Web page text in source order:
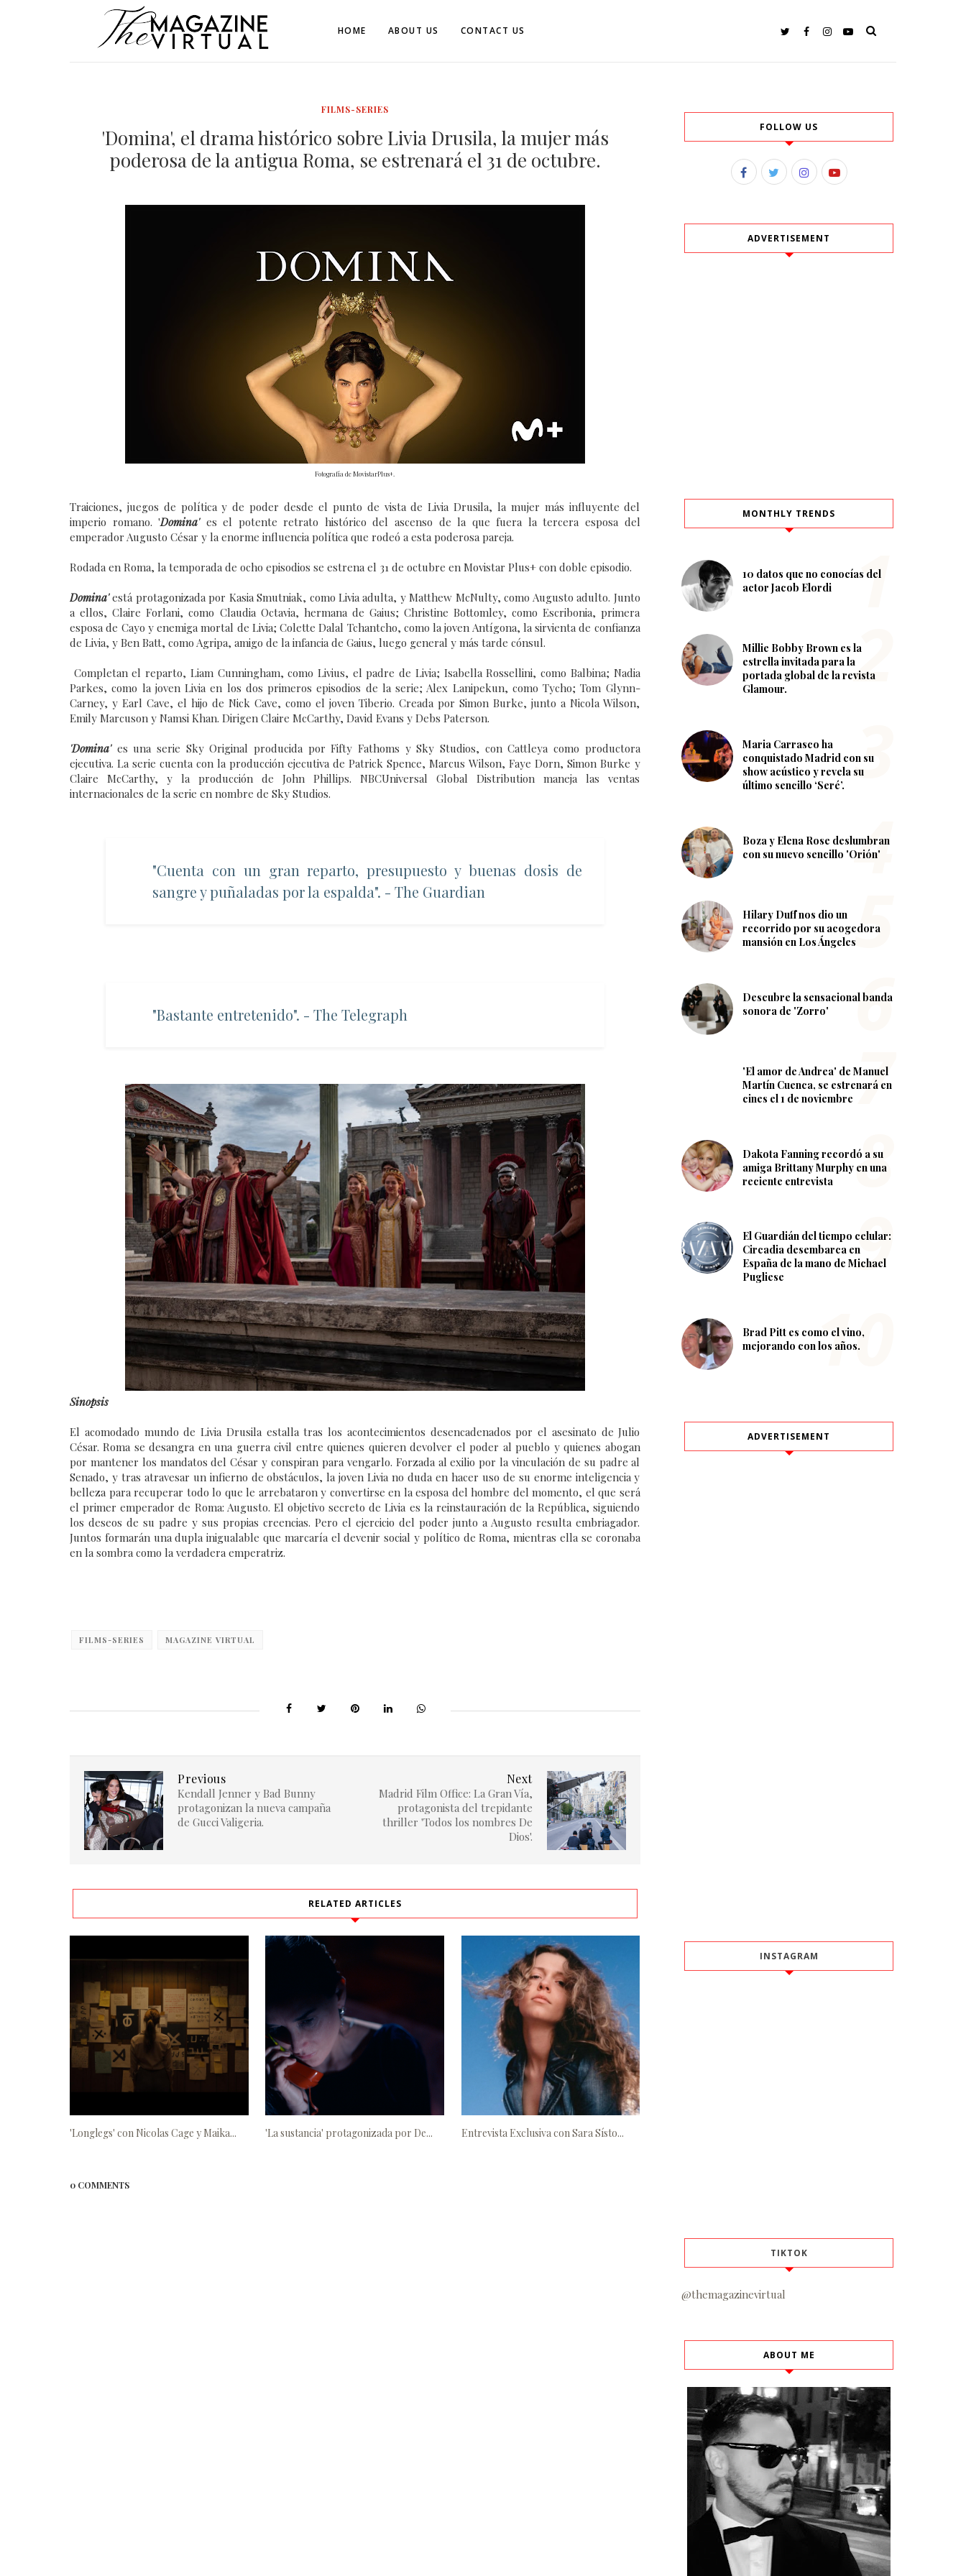
HOME ABOUT US CONTACT US
FILMS-SERIES
'Domina', el drama histórico sobre Livia Drusila, la mujer más
poderosa de la antigua Roma, se estrenará el 31 de octubre.
Fotografía de MovistarPlus+.
Traiciones, juegos de política y de poder desde el punto de vista de Livia Drusila, la mujer más influyente del
imperio romano. 'Domina'es el potente retrato histórico del ascenso de la que fuera la tercera esposa del
emperador Augusto César y la enorme influencia política que rodeó a esta poderosa pareja.
Rodada en Roma, la temporada de ocho episodios se estrena el 31 de octubre en Movistar Plus+ con doble episodio.
Domina'está protagonizada por Kasia Smutniak, como Livia adulta, y Matthew McNulty, como Augusto adulto. Junto
a ellos, Claire Forlani, como Claudia Octavia, hermana de Gaius; Christine Bottomley, como Escribonia, primera
esposa de Cayo y enemiga mortal de Livia; Colette Dalal Tchantcho, como la joven Antígona, la sirvienta de confianza
de Livia, y Ben Batt, como Agripa, amigo de la infancia de Gaius, luego general y más tarde cónsul.
Completan el reparto, Liam Cunningham, como Livius, el padre de Livia; Isabella Rossellini, como Balbina; Nadia
Parkes, como la joven Livia en los dos primeros episodios de la serie; Alex Lanipekun, como Tycho; Tom Glynn-
Carney, y Earl Cave, el hijo de Nick Cave, como el joven Tiberio. Creada por Simon Burke, junto a Nicola Wilson,
Emily Marcuson y Namsi Khan. Dirigen Claire McCarthy, David Evans y Debs Paterson.
'Domina'es una serie Sky Original producida por Fifty Fathoms y Sky Studios, con Cattleya como productora
ejecutiva. La serie cuenta con la producción ejecutiva de Patrick Spence, Marcus Wilson, Faye Dorn, Simon Burke y
Claire McCarthy, y la producción de John Phillips. NBCUniversal Global Distribution maneja las ventas
internacionales de la serie en nombre de Sky Studios.
"Cuenta con un gran reparto, presupuesto y buenas dosis de
sangre y puñaladas por la espalda". - The Guardian
"Bastante entretenido". - The Telegraph
Sinopsis
El acomodado mundo de Livia Drusila estalla tras los acontecimientos desencadenados por el asesinato de Julio
César. Roma se desangra en una guerra civil entre quienes quieren devolver el poder al pueblo y quienes abogan
por mantener los mandatos del César y conspiran para vengarlo. Forzada al exilio por la vinculación de su padre al
Senado, y tras atravesar un infierno de obstáculos, la joven Livia no duda en hacer uso de su enorme inteligencia y
belleza para recuperar todo lo que le arrebataron y convertirse en la esposa del hombre del momento, el que será
el primer emperador de Roma: Augusto. El objetivo secreto de Livia es la reinstauración de la República, siguiendo
los deseos de su padre y sus propias creencias. Pero el ejercicio del poder junto a Augusto resulta embriagador.
Juntos formarán una dupla inigualable que marcaría el devenir social y político de Roma, mientras ella se coronaba
en la sombra como la verdadera emperatriz.
FILMS-SERIES MAGAZINE VIRTUAL
Next
Madrid Film Office: La Gran Vía,
protagonista del trepidante
thriller 'Todos los nombres De
Dios'.
Previous
Kendall Jenner y Bad Bunny
protagonizan la nueva campaña
de Gucci Valigeria.
RELATED ARTICLES
'Longlegs' con Nicolas Cage y Maika... 'La sustancia' protagonizada por De... Entrevista Exclusiva con Sara Sísto...
0 COMMENTS
FOLLOW US
ADVERTISEMENT
MONTHLY TRENDS
10 datos que no conocías del
actor Jacob Elordi
Millie Bobby Brown es la
estrella invitada para la
portada global de la revista
Glamour.
Maria Carrasco ha
conquistado Madrid con su
show acústico y revela su
último sencillo ‘Seré’.
Boza y Elena Rose deslumbran
con su nuevo sencillo 'Orión'
Hilary Duff nos dio un
recorrido por su acogedora
mansión en Los Ángeles
Descubre la sensacional banda
sonora de 'Zorro'
'El amor de Andrea' de Manuel
Martín Cuenca, se estrenará en
cines el 1 de noviembre
Dakota Fanning recordó a su
amiga Brittany Murphy en una
reciente entrevista
El Guardián del tiempo celular:
Circadia desembarca en
España de la mano de Michael
Pugliese
Brad Pitt es como el vino,
mejorando con los años.
ADVERTISEMENT
INSTAGRAM
TIKTOK
@themagazinevirtual
ABOUT ME